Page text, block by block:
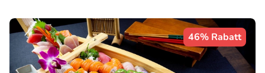
46% Rabatt